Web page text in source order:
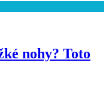
nohy? Toto